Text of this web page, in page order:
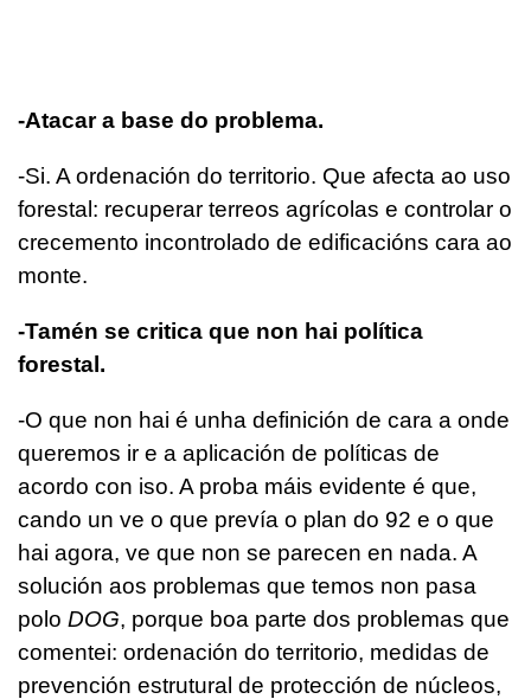
-Atacar a base do problema.
-Si. A ordenación do territorio. Que afecta ao uso
forestal: recuperar terreos agrícolas e controlar o
crecemento incontrolado de edificacións cara ao
monte.
-Tamén se critica que non hai política
forestal.
-O que non hai é unha definición de cara a onde
queremos ir e a aplicación de políticas de
acordo con iso. A proba máis evidente é que,
cando un ve o que prevía o plan do 92 e o que
hai agora, ve que non se parecen en nada. A
solución aos problemas que temos non pasa
polo DOG, porque boa parte dos problemas que
comentei: ordenación do territorio, medidas de
prevención estrutural de protección de núcleos,